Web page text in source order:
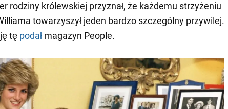
rodziny królewskiej przyznał, że każdemu strzyżeniu
towarzyszył jeden bardzo szczególny przywilej.
tę podał magazyn People.